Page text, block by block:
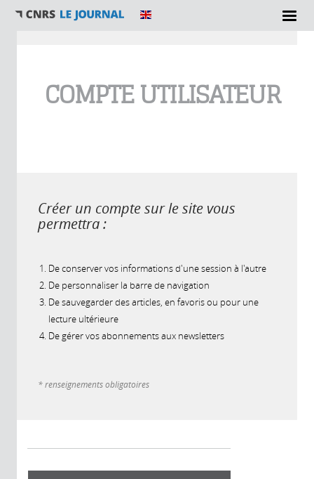
COMPTE UTILISATEUR
Créer un compte sur le site vous
permettra :
De conserver vos informations d'une session à l'autre
De personnaliser la barre de navigation
De sauvegarder des articles, en favoris ou pour une
lecture ultérieure
De gérer vos abonnements aux newsletters
* renseignements obligatoires